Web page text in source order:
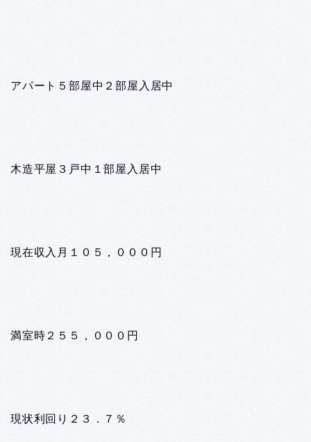
アパート５部屋中２部屋入居中
木造平屋３戸中１部屋入居中
現在収入月１０５，０００円
満室時２５５，０００円
現状利回り２３．７％